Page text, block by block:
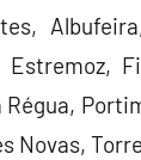
Albufeira,
Régua,
Novas,